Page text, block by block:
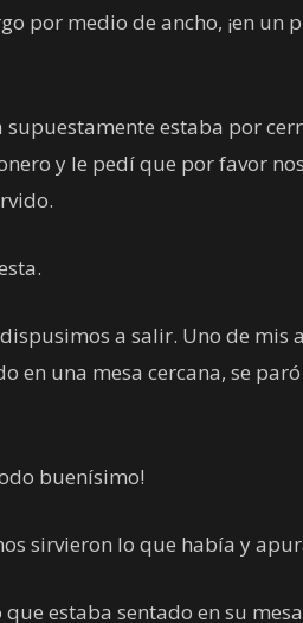
por medio de ancho, ¡en un
estaba por
y le pedí que por favor
a salir. Uno de mis
en una mesa cercana, se paró
buenísimo!
sirvieron lo que había y
estaba sentado en su